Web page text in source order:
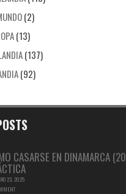
(2)
(13)
(137)
(92)
CASARSE EN DINAMARCA
23, 2025